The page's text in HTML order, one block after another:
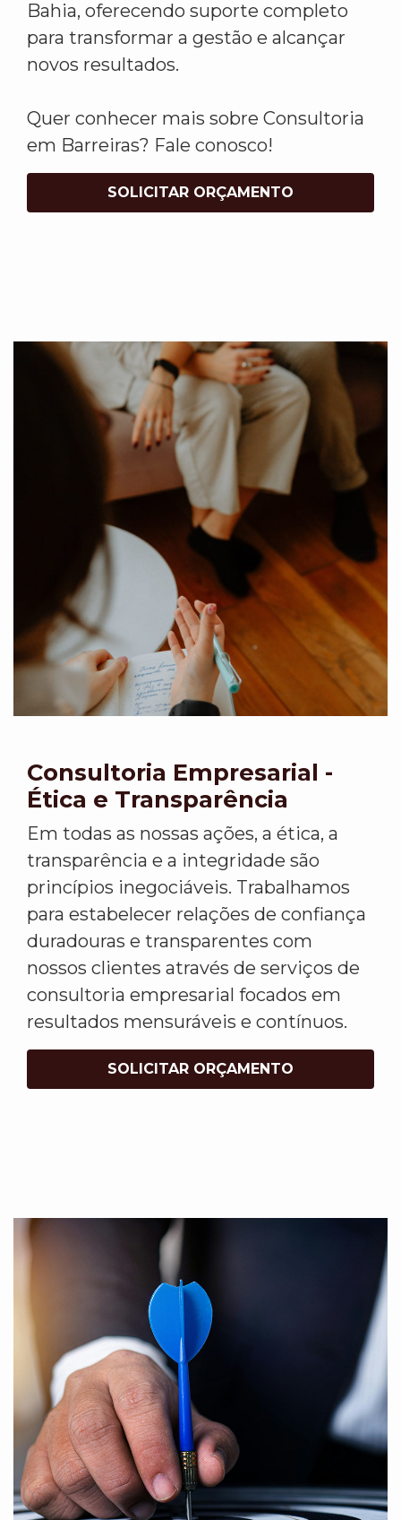
Bahia, oferecendo suporte completo
para transformar a gestão e alcançar
novos resultados.
Quer conhecer mais sobre Consultoria
em Barreiras? Fale conosco!
SOLICITAR ORÇAMENTO
Consultoria Empresarial -
Ética e Transparência
Em todas as nossas ações, a ética, a
transparência e a integridade são
princípios inegociáveis. Trabalhamos
para estabelecer relações de confiança
duradouras e transparentes com
nossos clientes através de serviços de
consultoria empresarial focados em
resultados mensuráveis e contínuos.
SOLICITAR ORÇAMENTO